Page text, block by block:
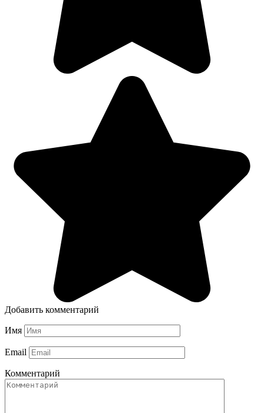
Добавить комментарий
Имя
Email
Комментарий